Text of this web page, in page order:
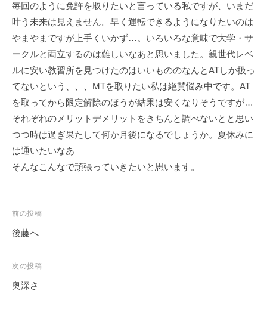
l
a
毎回のように免許を取りたいと言っている私ですが、いまだ
叶う未来は見えません。早く運転できるようになりたいのは
やまやまですが上手くいかず…。いろいろな意味で大学・サ
ークルと両立するのは難しいなあと思いました。親世代レベ
ルに安い教習所を見つけたのはいいもののなんとATしか扱っ
てないという、、、MTを取りたい私は絶賛悩み中です。AT
を取ってから限定解除のほうが結果は安くなりそうですが…
それぞれのメリットデメリットをきちんと調べないとと思い
つつ時は過ぎ果たして何か月後になるでしょうか。夏休みに
は通いたいなあ
そんなこんなで頑張っていきたいと思います。
投
稿
ビ
ゲ
前の投稿
後藤へ
次の投稿
奥深さ